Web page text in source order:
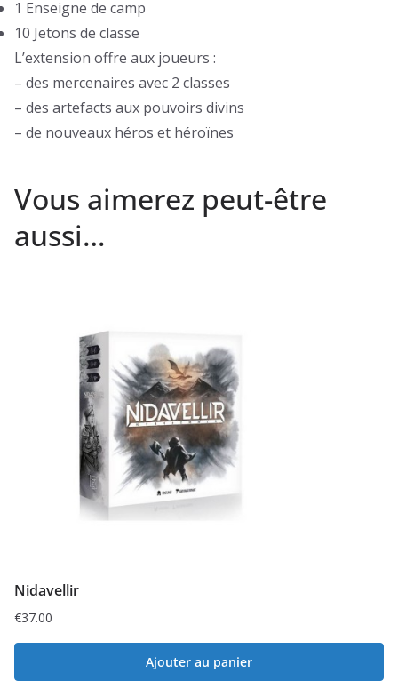
1 Enseigne de camp
10 Jetons de classe
L’extension offre aux joueurs :
– des mercenaires avec 2 classes
– des artefacts aux pouvoirs divins
– de nouveaux héros et héroïnes
Vous aimerez peut-être
aussi…
Nidavellir
€37.00
Ajouter au panier